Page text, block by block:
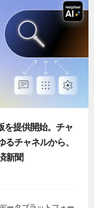
を提供開始。チャ
チャネルから、
新聞